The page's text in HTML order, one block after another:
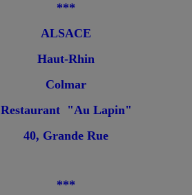
***
ALSACE
Haut-Rhin
Colmar
Restaurant "Au Lapin"
40, Grande Rue
***